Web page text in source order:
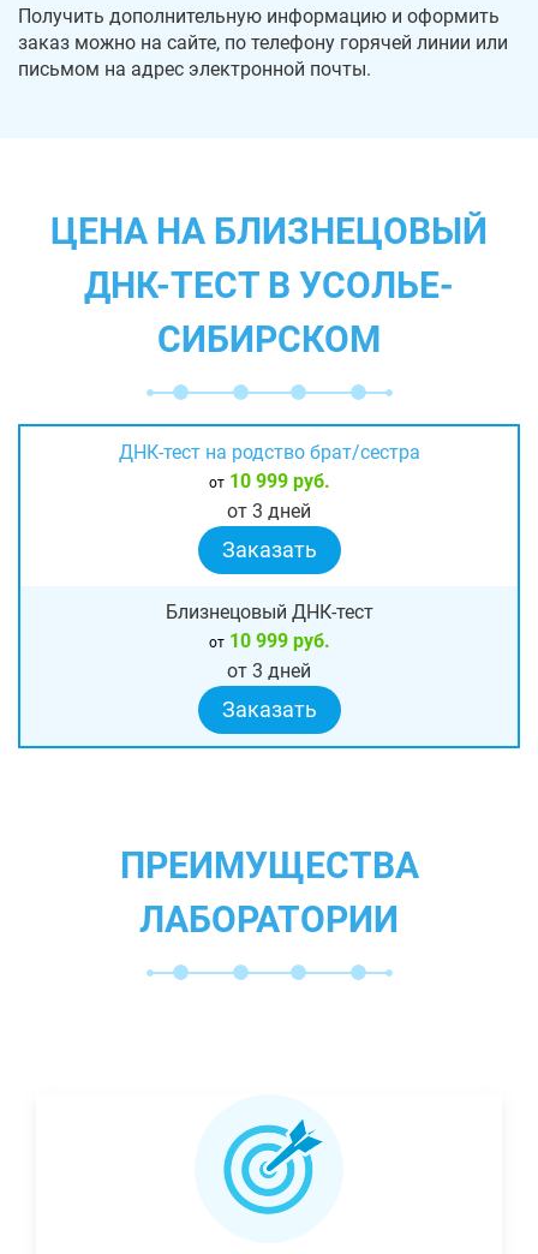
Получить дополнительную информацию и оформить
заказ можно на сайте, по телефону горячей линии или
письмом на адрес электронной почты.
ЦЕНА НА БЛИЗНЕЦОВЫЙ
ДНК-ТЕСТ В УСОЛЬЕ-
СИБИРСКОМ
ДНК-тест на родство брат/сестра
от10 999 руб.
от 3 дней
Заказать
Близнецовый ДНК-тест
от10 999 руб.
от 3 дней
Заказать
ПРЕИМУЩЕСТВА
ЛАБОРАТОРИИ